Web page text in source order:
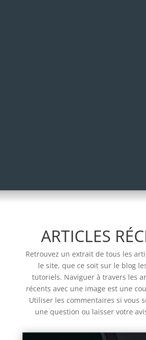
ARTICLES
Retrouvez un extrait de tous les
le site, que ce soit sur le blog
tutoriels. Naviguer à travers les
récents avec une image est une
Utiliser les commentaires si vous
une question ou laisser votre